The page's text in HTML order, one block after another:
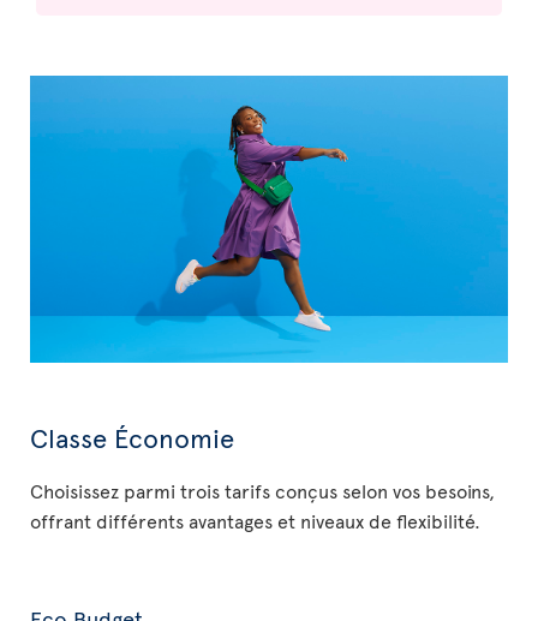
Classe Économie
Choisissez parmi trois tarifs conçus selon vos besoins,
offrant différents avantages et niveaux de flexibilité.